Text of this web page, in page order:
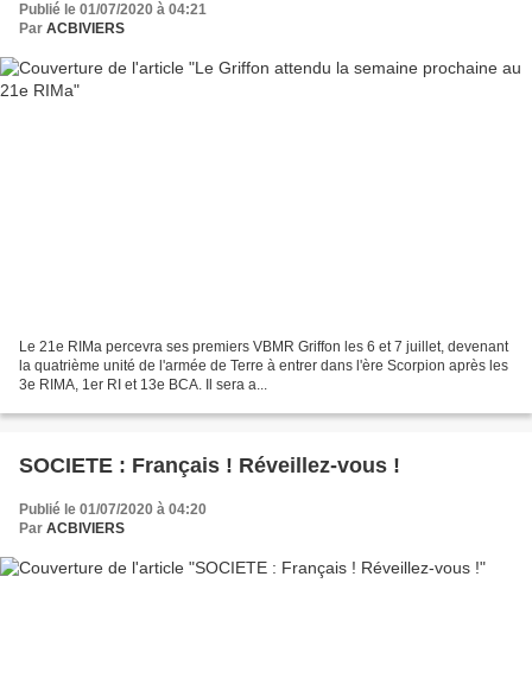
Publié le 01/07/2020 à 04:21
Par ACBIVIERS
Le 21e RIMa percevra ses premiers VBMR Griffon les 6 et 7 juillet, devenant
la quatrième unité de l'armée de Terre à entrer dans l'ère Scorpion après les
3e RIMA, 1er RI et 13e BCA. Il sera a...
SOCIETE : Français ! Réveillez-vous !
Publié le 01/07/2020 à 04:20
Par ACBIVIERS